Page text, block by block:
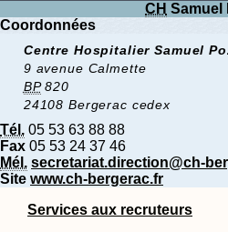
CH Samuel
Coordonnées
Centre Hospitalier Samuel
9 avenue Calmette
BP820
24108 Bergerac cedex
Tél. 05 53 63 88 88
Fax 05 53 24 37 46
Mél. secretariat.direction@ch-
Site www.ch-bergerac.fr
Services aux recruteurs